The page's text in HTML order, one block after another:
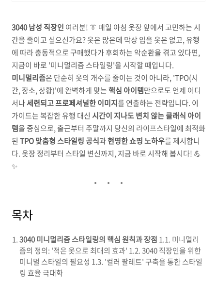
3040 남성 직장인 여러분! 👔 매일 아침 옷장 앞에서 고민하는 시
간을 줄이고 싶으신가요? 옷은 많은데 막상 입을 옷은 없고, 유행
에 따라 충동적으로 구매했다가 후회하는 악순환을 겪고 있다면,
지금이 바로 '미니멀리즘 스타일링'을 시작할 때입니다.
미니멀리즘은 단순히 옷의 개수를 줄이는 것이 아니라, 'TPO(시
간, 장소, 상황)'에 완벽하게 맞는핵심 아이템만으로도 언제 어디
서나세련되고 프로페셔널한 이미지를 연출하는 전략입니다. 이
가이드는 복잡한 유행 대신 시간이 지나도 변치 않는 클래식 아이
템을 중심으로, 출근부터 주말까지 당신의 라이프스타일에 최적화
된 TPO 맞춤형 스타일링 공식과현명한 쇼핑 노하우를 제시합니
다. 옷장 정리부터 스타일 변신까지, 지금 바로 시작해 봅시다! 💪
✨
목차
3040 미니멀리즘 스타일링의 핵심 원칙과 장점 1.1. 미니멀리
즘의 정의: '적은 옷으로 최대의 효과' 1.2. 3040 직장인을 위한
미니멀 스타일의 필요성 1.3. '컬러 팔레트' 구축을 통한 스타일
링 효율 극대화